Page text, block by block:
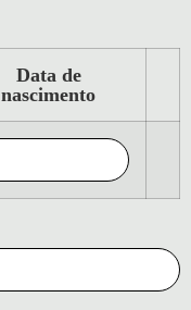
Data de
nascimento